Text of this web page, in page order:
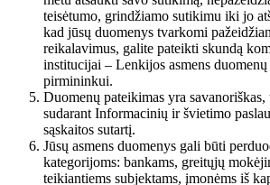
teisėtumo, grindžiamo sutikimu iki jo
kad jūsų duomenys tvarkomi
reikalavimus, galite pateikti skundą
institucijai – Lenkijos asmens duomenų
pirmininkui.
Duomenų pateikimas yra savanoriškas,
sudarant Informacinių ir švietimo
sąskaitos sutartį.
Jūsų asmens duomenys gali būti
kategorijoms: bankams, greitųjų
teikiantiems subjektams, įmonėms iš